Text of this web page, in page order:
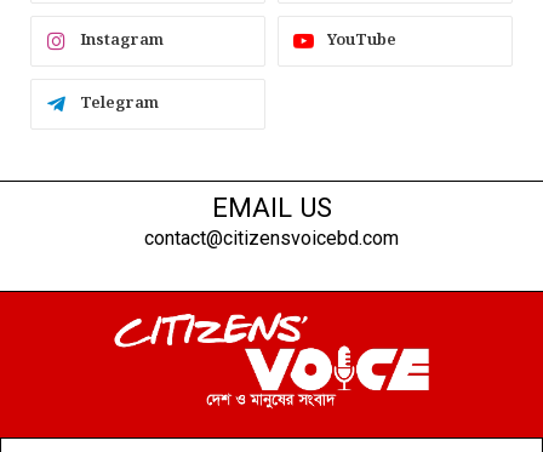
Instagram YouTube
Telegram
EMAIL US
contact@citizensvoicebd.com